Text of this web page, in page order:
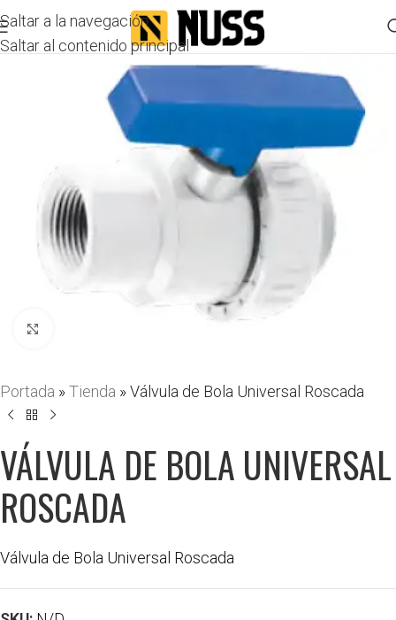
Saltar a la navegación
Saltar al contenido principal
Portada »Tienda »Válvula de Bola Universal Roscada
VÁLVULA DE BOLA UNIVERSAL
ROSCADA
Válvula de Bola Universal Roscada